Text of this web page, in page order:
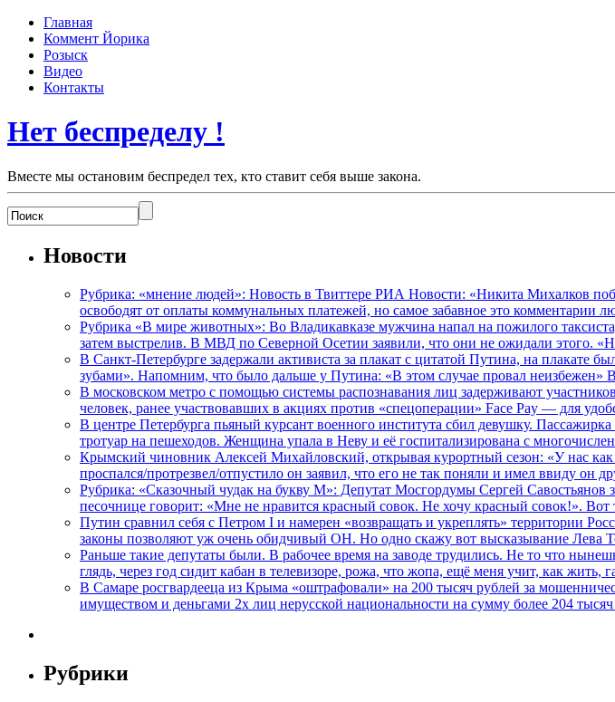
Главная
Коммент Йорика
Розыск
Видео
Контакты
Нет беспределу !
Вместе мы остановим беспредел тех, кто ставит себя выше закона.
Новости
Рубрика: «мнение людей»: Новость в Твиттере РИА Новости: «Никита Михалков
освободят от оплаты коммунальных платежей, но самое забавное это комментарии
Рубрика «В мире животных»: Во Владикавказе мужчина напал на пожилого
затем выстрелив. В МВД по Северной Осетии заявили, что они не ожидали этого.
В Санкт-Петербурге задержали активиста за плакат с цитатой Путина, на плакате
зубами». Напомним, что было дальше у Путина: «В этом случае провал
В московском метро с помощью системы распознавания лиц задерживают
человек, ранее участвовавших в акциях против «спецоперации» Face Pay — для
В центре Петербурга пьяный курсант военного института сбил девушку.
тротуар на пешеходов. Женщина упала в Неву и её госпитализирована с
Крымский чиновник Алексей Михайловский, открывая курортный сезон: «У нас
проспался/протрезвел/отпустило он заявил, что его не так поняли и имел ввиду
Рубрика: «Сказочный чудак на букву М»: Депутат Мосгордумы Сергей
песочнице говорит: «Мне не нравится красный совок. Не хочу красный совок!».
Путин сравнил себя с Петром I и намерен «возвращать и укреплять» территории
законы позволяют уж очень обидчивый ОН. Но одно скажу вот высказывание
Раньше такие депутаты были. В рабочее время на заводе трудились. Не то что
глядь, через год сидит кабан в телевизоре, рожа, что жопа, ещё меня учит, как жить,
В Самаре росгвардееца из Крыма «оштрафовали» на 200 тысяч рублей за
имуществом и деньгами 2х лиц нерусской национальности на сумму более 204
Рубрики